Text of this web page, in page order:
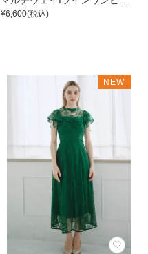
ス
¥6,600(税込)
NEW